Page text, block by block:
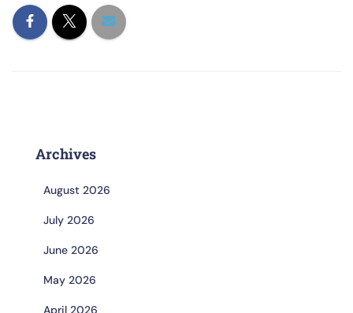
Archives
August 2026
July 2026
June 2026
May 2026
April 2026